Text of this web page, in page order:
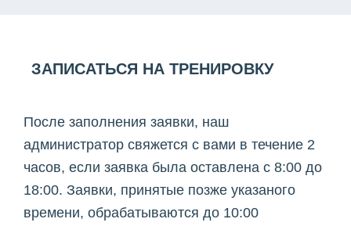
ЗАПИСАТЬСЯ НА ТРЕНИРОВКУ
После заполнения заявки, наш
администратор свяжется с вами в течение 2
часов, если заявка была оставлена с 8:00 до
18:00. Заявки, принятые позже указаного
времени, обрабатываются до 10:00